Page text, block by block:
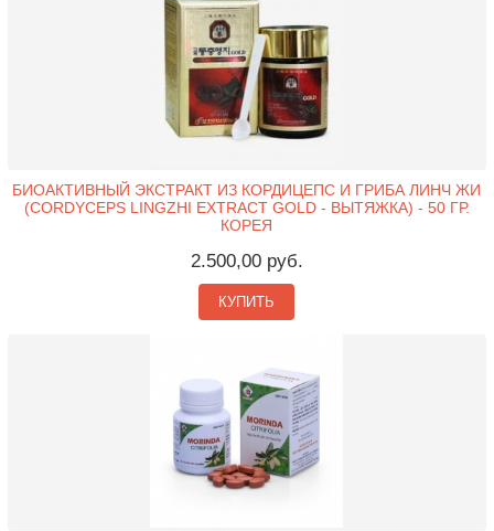
БИОАКТИВНЫЙ ЭКСТРАКТ ИЗ КОРДИЦЕПС И ГРИБА ЛИНЧ ЖИ
(CORDYCEPS LINGZHI EXTRACT GOLD - ВЫТЯЖКА) - 50 ГР.
КОРЕЯ
2.500,00 руб.
КУПИТЬ